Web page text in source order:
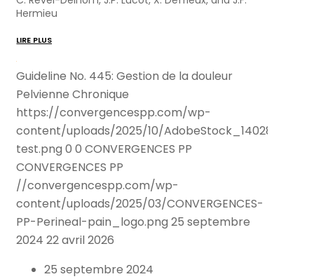
Hermieu
LIRE PLUS
Guideline No. 445: Gestion de la douleur
Pelvienne Chronique
https://convergencespp.com/wp-
content/uploads/2025/10/AdobeStock_140286989-
test.png 0 0 CONVERGENCES PP
CONVERGENCES PP
//convergencespp.com/wp-
content/uploads/2025/03/CONVERGENCES-
PP-Perineal-pain_logo.png 25 septembre
2024 22 avril 2026
25 septembre 2024